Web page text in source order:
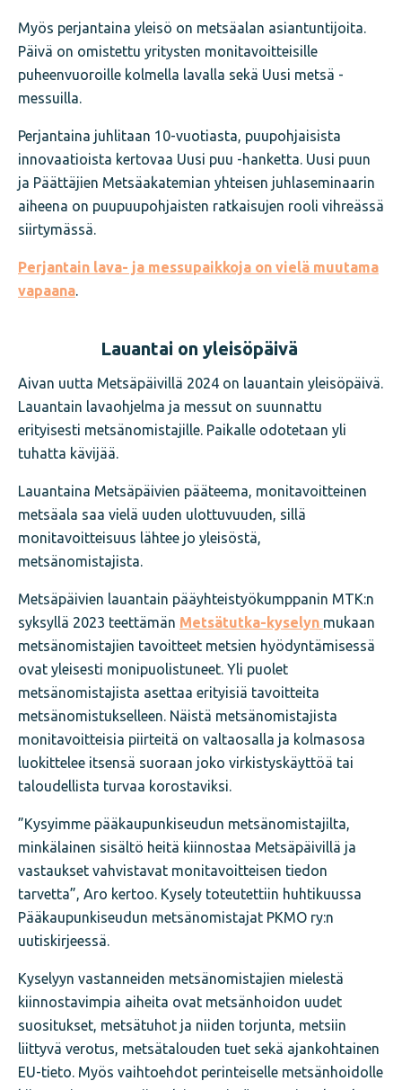
Myös perjantaina yleisö on metsäalan asiantuntijoita.
Päivä on omistettu yritysten monitavoitteisille
puheenvuoroille kolmella lavalla sekä Uusi metsä -
messuilla.
Perjantaina juhlitaan 10-vuotiasta, puupohjaisista
innovaatioista kertovaa Uusi puu -hanketta. Uusi puun
ja Päättäjien Metsäakatemian yhteisen juhlaseminaarin
aiheena on puupuupohjaisten ratkaisujen rooli vihreässä
siirtymässä.
Perjantain lava- ja messupaikkoja on vielä muutama
vapaana.
Lauantai on yleisöpäivä
Aivan uutta Metsäpäivillä 2024 on lauantain yleisöpäivä.
Lauantain lavaohjelma ja messut on suunnattu
erityisesti metsänomistajille. Paikalle odotetaan yli
tuhatta kävijää.
Lauantaina Metsäpäivien pääteema, monitavoitteinen
metsäala saa vielä uuden ulottuvuuden, sillä
monitavoitteisuus lähtee jo yleisöstä,
metsänomistajista.
Metsäpäivien lauantain pääyhteistyökumppanin MTK:n
syksyllä 2023 teettämän Metsätutka-kyselyn mukaan
metsänomistajien tavoitteet metsien hyödyntämisessä
ovat yleisesti monipuolistuneet. Yli puolet
metsänomistajista asettaa erityisiä tavoitteita
metsänomistukselleen. Näistä metsänomistajista
monitavoitteisia piirteitä on valtaosalla ja kolmasosa
luokittelee itsensä suoraan joko virkistyskäyttöä tai
taloudellista turvaa korostaviksi.
”Kysyimme pääkaupunkiseudun metsänomistajilta,
minkälainen sisältö heitä kiinnostaa Metsäpäivillä ja
vastaukset vahvistavat monitavoitteisen tiedon
tarvetta”, Aro kertoo. Kysely toteutettiin huhtikuussa
Pääkaupunkiseudun metsänomistajat PKMO ry:n
uutiskirjeessä.
Kyselyyn vastanneiden metsänomistajien mielestä
kiinnostavimpia aiheita ovat metsänhoidon uudet
suositukset, metsätuhot ja niiden torjunta, metsiin
liittyvä verotus, metsätalouden tuet sekä ajankohtainen
EU-tieto. Myös vaihtoehdot perinteiselle metsänhoidolle